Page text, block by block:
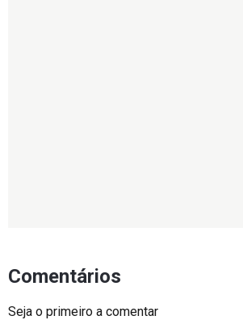
Comentários
Seja o primeiro a comentar